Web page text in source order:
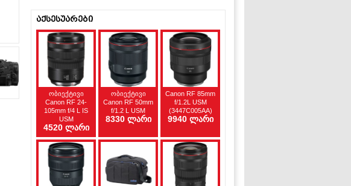
აქსესუარები
ობიექტივი
Canon RF 24-
105mm f/4 L IS
USM
4520 ლარი
ობიექტივი
Canon RF 50mm
f/1.2 L USM
8330 ლარი
Canon RF 85mm
f/1.2L USM
(3447C005AA)
9940 ლარი